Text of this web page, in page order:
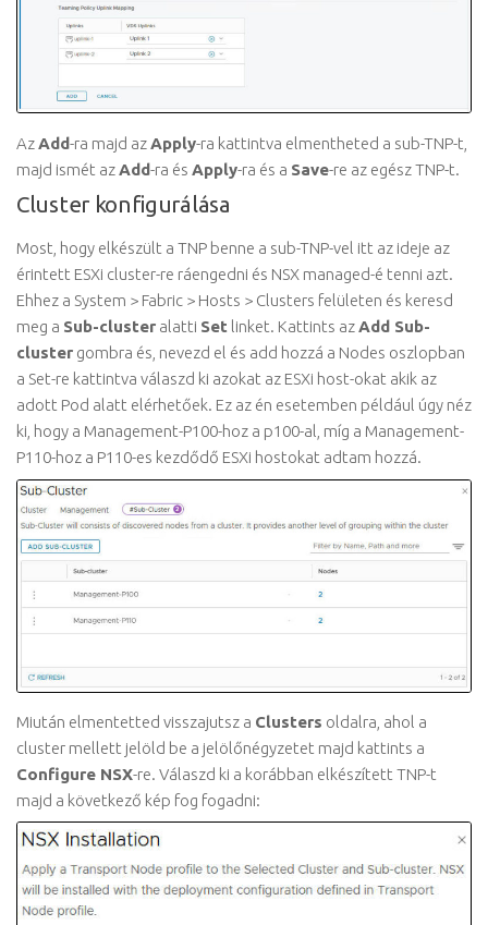
AzAdd-ra majd azApply-ra kattintva elmentheted a sub-TNP-t,
majd ismét azAdd-ra és Apply-ra és a Save-re az egész TNP-t.
Cluster konfigurálása
Most, hogy elkészült a TNP benne a sub-TNP-vel itt az ideje az
érintett ESXi cluster-re ráengedni és NSX managed-é tenni azt.
Ehhez a System > Fabric > Hosts > Clusters felületen és keresd
meg a Sub-cluster alatti Set linket. Kattints azAdd Sub-
cluster gombra és, nevezd el és add hozzá a Nodes oszlopban
a Set-re kattintva válaszd ki azokat az ESXi host-okat akik az
adott Pod alatt elérhetőek. Ez az én esetemben például úgy néz
ki, hogy a Management-P100-hoz a p100-al, míg a Management-
P110-hoz a P110-es kezdődő ESXi hostokat adtam hozzá.
Miután elmentetted visszajutsz a Clusters oldalra, ahol a
cluster mellett jelöld be a jelölőnégyzetet majd kattints a
Configure NSX-re. Válaszd ki a korábban elkészített TNP-t
majd a következő kép fog fogadni: